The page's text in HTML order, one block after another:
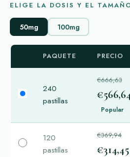
ELIGE LA DOSIS Y EL
50mg 100mg
PAQUETE PRECIO
240
pastillas
€666,63
Popular
120
pastillas
€369,94
€314,45